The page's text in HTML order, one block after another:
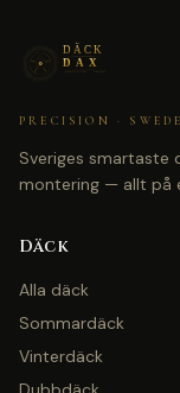
PRECISION ·
Sveriges smartaste
montering — allt på
Däck
Alla däck
Sommardäck
Vinterdäck